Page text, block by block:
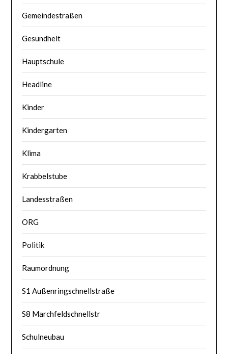
Gemeindestraßen
Gesundheit
Hauptschule
Headline
Kinder
Kindergarten
Klima
Krabbelstube
Landesstraßen
ORG
Politik
Raumordnung
S1 Außenringschnellstraße
S8 Marchfeldschnellstr
Schulneubau